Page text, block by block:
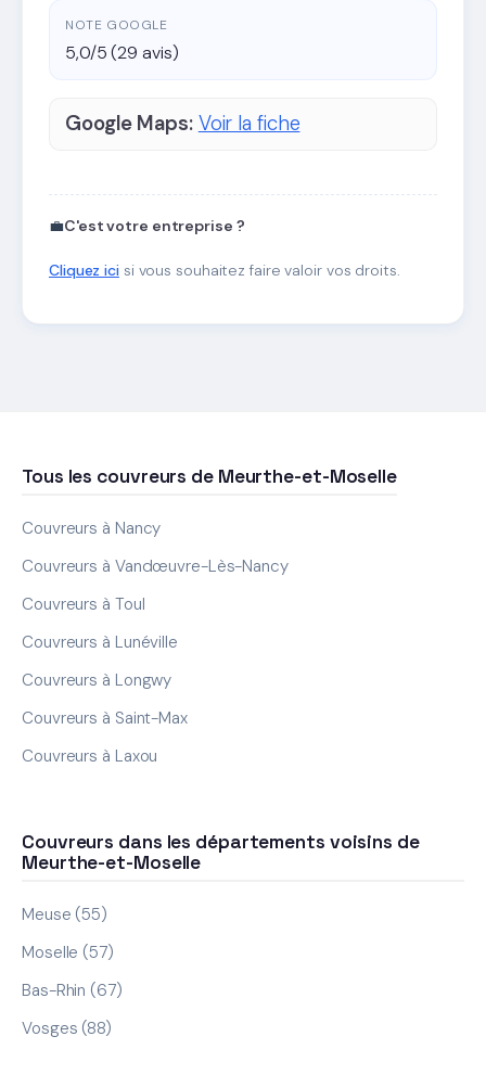
NOTE GOOGLE
5,0/5 (29 avis)
Google Maps: Voir la fiche
💼C'est votre entreprise ?
Cliquez icisi vous souhaitez faire valoir vos droits.
Tous les couvreurs de Meurthe-et-Moselle
Couvreurs à Nancy
Couvreurs à Vandœuvre-Lès-Nancy
Couvreurs à Toul
Couvreurs à Lunéville
Couvreurs à Longwy
Couvreurs à Saint-Max
Couvreurs à Laxou
Couvreurs dans les départements voisins de
Meurthe-et-Moselle
Meuse (55)
Moselle (57)
Bas-Rhin (67)
Vosges (88)